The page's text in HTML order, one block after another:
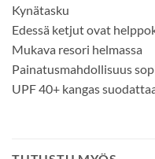
Kynätasku
Edessä ketjut ovat
Mukava resori helmassa
Painatusmahdollisuus
UPF 40+ kangas